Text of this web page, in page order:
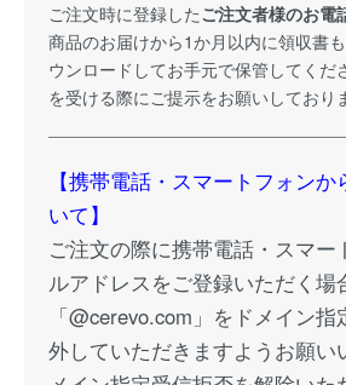
ご注文時に登録したご注文者様のお電
商品のお届けから1か月以内に領収書
ウンロードしてお手元で保管してくだ
を受ける際にご提示をお願いしており
【携帯電話・スマートフォン
いて】
ご注文の際に携帯電話・スマー
ルアドレスをご登録いただく場
「@cerevo.com」をドメイン
外していただきますようお願い